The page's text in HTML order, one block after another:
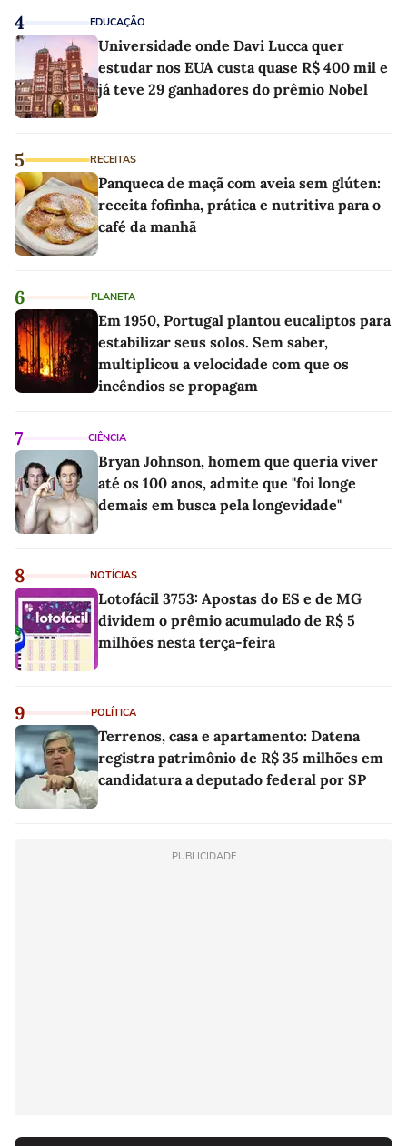
4 EDUCAÇÃO
Universidade onde Davi Lucca quer
estudar nos EUA custa quase R$ 400 mil e
já teve 29 ganhadores do prêmio Nobel
5 RECEITAS
Panqueca de maçã com aveia sem glúten:
receita fofinha, prática e nutritiva para o
café da manhã
6 PLANETA
Em 1950, Portugal plantou eucaliptos para
estabilizar seus solos. Sem saber,
multiplicou a velocidade com que os
incêndios se propagam
7 CIÊNCIA
Bryan Johnson, homem que queria viver
até os 100 anos, admite que "foi longe
demais em busca pela longevidade"
8 NOTÍCIAS
Lotofácil 3753: Apostas do ES e de MG
dividem o prêmio acumulado de R$ 5
milhões nesta terça-feira
9 POLÍTICA
Terrenos, casa e apartamento: Datena
registra patrimônio de R$ 35 milhões em
candidatura a deputado federal por SP
PUBLICIDADE